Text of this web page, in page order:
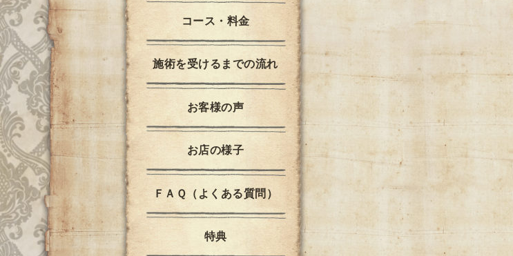
コース・料金
施術を受けるまでの流れ
お客様の声
お店の様子
ＦＡＱ（よくある質問）
特典